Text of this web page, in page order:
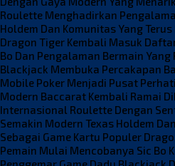
Roulette Menghadirkan
Holdem Dan Komunitas Yang
Dragon Tiger Kembali Masuk
Bo Dan Pengalaman Bermain
Blackjack Membuka Percakapan
Mobile Poker Menjadi Pusat
Modern Baccarat Kembali Ramai
Internasional Roulette Dengan
Semakin Modern Texas Holdem
Sebagai Game Kartu Populer
Pemain Mulai Mencobanya Sic Bo